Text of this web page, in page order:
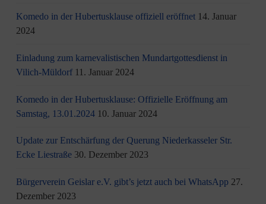
Komedo in der Hubertusklause offiziell eröffnet 14. Januar
2024
Einladung zum karnevalistischen Mundartgottesdienst in
Vilich-Müldorf 11. Januar 2024
Komedo in der Hubertusklause: Offizielle Eröffnung am
Samstag, 13.01.2024 10. Januar 2024
Update zur Entschärfung der Querung Niederkasseler Str.
Ecke Liestraße 30. Dezember 2023
Bürgerverein Geislar e.V. gibt’s jetzt auch bei WhatsApp 27.
Dezember 2023